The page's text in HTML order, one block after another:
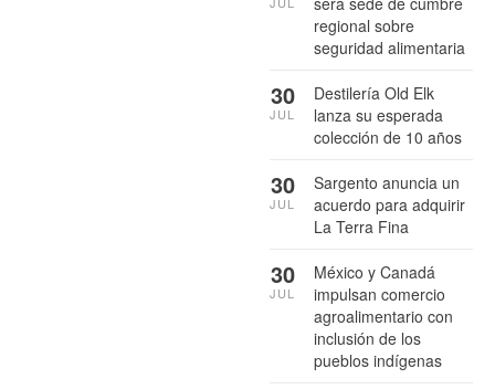
regional sobre
seguridad alimentaria
Destilería Old Elk
lanza su esperada
colección de 10 años
30
JUL
Sargento anuncia un
acuerdo para adquirir
La Terra Fina
30
JUL
México y Canadá
impulsan comercio
agroalimentario con
inclusión de los
pueblos indígenas
30
JUL